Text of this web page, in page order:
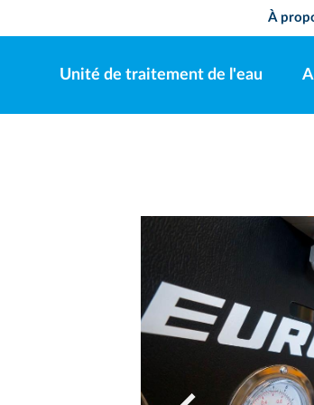
À
Unité de traitement de l'eau